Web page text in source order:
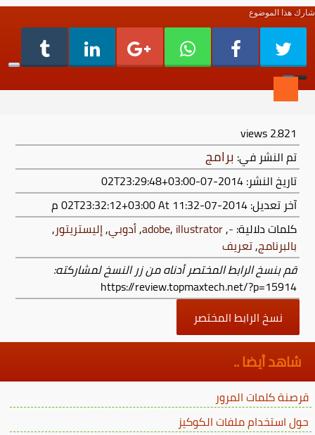
شارك هذا الموضوع
2٬821views
تم النشر في: برامج
تاريخ النشر: 2014-07-02T23:29:48+03:00
آخر تعديل:2014-07-02T23:32:12+03:00
At 11:32 م
كلمات دلالية: -
,
adobe, illustrator
,أدوبي,إليستريتور,
بالبرنامج,تعريف
قم بنسخ الرابط المختصر أدناه من زر النسخ لمشاركته:
https://review.topmaxtech.net/?p=15914
نسخ الرابط المختصر
شاهد أيضا ..
قرصنة كلمات المرور
حول استخدام ملفات الكوكيز